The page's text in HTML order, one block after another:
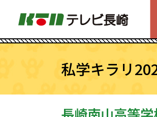
私学キラリ